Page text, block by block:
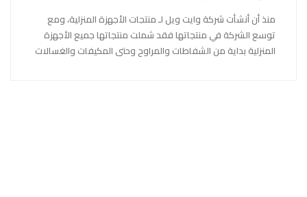
منذ أن أنشأت شركة وايت ويل لـ منتجات الأجهزة المنزلية، ومع
توسع الشركة في منتجاتها فقد شملت منتجاتها جميع الأجهزة
المنزلية بداية من الشفاطات والمراوح وحتى المكيفات والغسالات